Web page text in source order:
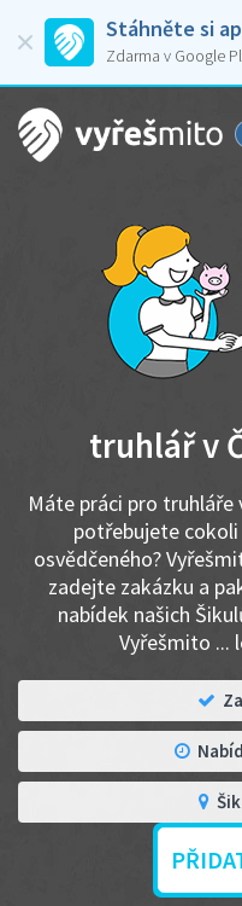
Stáhněte si
Zdarma v Google
truhlář v
Máte práci pro truhláře
potřebujete
osvědčeného?
zadejte zakázku a
nabídek našich
Vyřešmito ...